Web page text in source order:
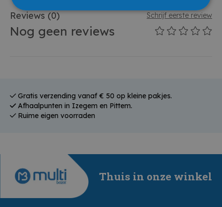
Reviews (0) Schrijf eerste review
Nog geen reviews
Gratis verzending vanaf € 50 op kleine pakjes.
Afhaalpunten in Izegem en Pittem.
Ruime eigen voorraden
Thuis in onze winkel